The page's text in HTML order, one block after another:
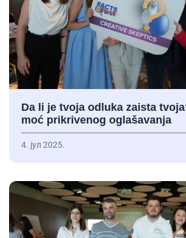
Da li je tvoja odluka zaista
moć prikrivenog oglašavanja
4. јул 2025.